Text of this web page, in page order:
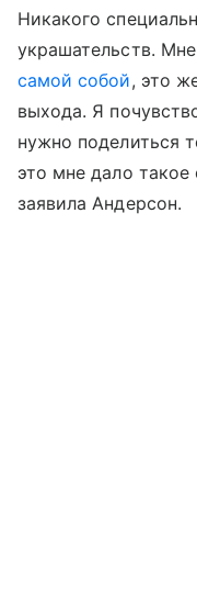
Никакого
украшательств.
самой собой, это
выхода. Я
нужно поделиться
это мне дало
заявила Андерсон.